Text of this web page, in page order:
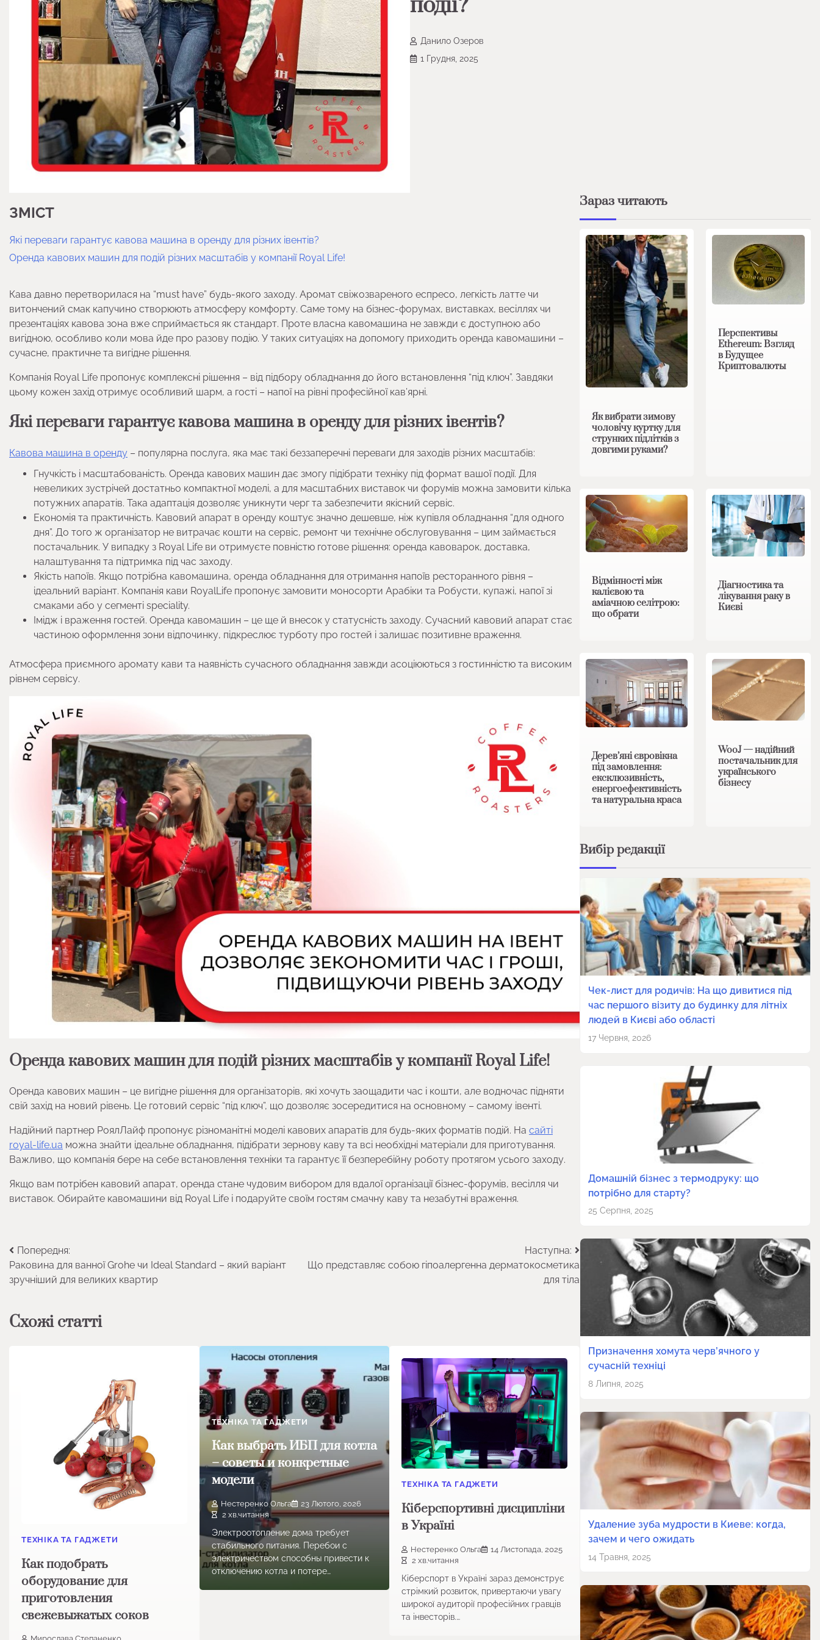
події?
Данило Озеров
1 Грудня, 2025
ЗМІСТ
Які переваги гарантує кавова машина в оренду для різних івентів?
Оренда кавових машин для подій різних масштабів у компанії Royal Life!
Кава давно перетворилася на “must have” будь-якого заходу. Аромат свіжозвареного еспресо, легкість латте чи
витончений смак капучино створюють атмосферу комфорту. Саме тому на бізнес-форумах, виставках, весіллях чи
презентаціях кавова зона вже сприймається як стандарт. Проте власна кавомашина не завжди є доступною або
вигідною, особливо коли мова йде про разову подію. У таких ситуаціях на допомогу приходить оренда кавомашини –
сучасне, практичне та вигідне рішення.
Компанія Royal Life пропонує комплексні рішення – від підбору обладнання до його встановлення “під ключ”. Завдяки
цьому кожен захід отримує особливий шарм, а гості – напої на рівні професійної кав’ярні.
Які переваги гарантує кавова машина в оренду для різних івентів?
Кавова машина в оренду – популярна послуга, яка має такі беззаперечні переваги для заходів різних масштабів:
Гнучкість і масштабованість. Оренда кавових машин дає змогу підібрати техніку під формат вашої події. Для
невеликих зустрічей достатньо компактної моделі, а для масштабних виставок чи форумів можна замовити кілька
потужних апаратів. Така адаптація дозволяє уникнути черг та забезпечити якісний сервіс.
Економія та практичність. Кавовий апарат в оренду коштує значно дешевше, ніж купівля обладнання “для одного
дня”. До того ж організатор не витрачає кошти на сервіс, ремонт чи технічне обслуговування – цим займається
постачальник. У випадку з Royal Life ви отримуєте повністю готове рішення: оренда кавоварок, доставка,
налаштування та підтримка під час заходу.
Якість напоїв. Якщо потрібна кавомашина, оренда обладнання для отримання напоїв ресторанного рівня –
ідеальний варіант. Компанія кави RoyalLife пропонує замовити моносорти Арабіки та Робусти, купажі, напої зі
смаками або у сегменті speciality.
Імідж і враження гостей. Оренда кавомашин – це ще й внесок у статусність заходу. Сучасний кавовий апарат стає
частиною оформлення зони відпочинку, підкреслює турботу про гостей і залишає позитивне враження.
Атмосфера приємного аромату кави та наявність сучасного обладнання завжди асоціюються з гостинністю та високим
рівнем сервісу.
Оренда кавових машин для подій різних масштабів у компанії Royal Life!
Оренда кавових машин – це вигідне рішення для організаторів, які хочуть заощадити час і кошти, але водночас підняти
свій захід на новий рівень. Це готовий сервіс “під ключ”, що дозволяє зосередитися на основному – самому івенті.
Надійний партнер РоялЛайф пропонує різноманітні моделі кавових апаратів для будь-яких форматів подій. На сайті
royal-life.ua можна знайти ідеальне обладнання, підібрати зернову каву та всі необхідні матеріали для приготування.
Важливо, що компанія бере на себе встановлення техніки та гарантує її безперебійну роботу протягом усього заходу.
Якщо вам потрібен кавовий апарат, оренда стане чудовим вибором для вдалої організації бізнес-форумів, весілля чи
виставок. Обирайте кавомашини від Royal Life і подаруйте своїм гостям смачну каву та незабутні враження.
Навігація
записів
Попередня:
Раковина для ванної Grohe чи Ideal Standard – який варіант
зручніший для великих квартир
Наступна:
Що представляє собою гіпоалергенна дерматокосметика
для тіла
Схожі статті
ТЕХНІКА ТА ГАДЖЕТИ
Как подобрать
оборудование для
приготовления
свежевыжатых соков
ТЕХНІКА ТА ГАДЖЕТИ
Как выбрать ИБП для котла
– советы и конкретные
модели
Нестеренко Ольга
23 Лютого, 2026
2 хв.читання
Электроотопление дома требует
стабильного питания. Перебои с
электричеством способны привести к
отключению котла и потере…
ТЕХНІКА ТА ГАДЖЕТИ
Кіберспортивні дисципліни
в Україні
Нестеренко Ольга
14 Листопада, 2025
2 хв.читання
Кіберспорт в Україні зараз демонструє
стрімкий розвиток, привертаючи увагу
широкої аудиторії професійних гравців
та інвесторів.…
Зараз читають
Як вибрати зимову
чоловічу куртку для
струнких підлітків з
довгими руками?
Перспективы
Ethereum: Взгляд
в Будущее
Криптовалюты
Відмінності між
калієвою та
аміачною селітрою:
що обрати
Діагностика та
лікування раку в
Києві
Дерев’яні євровікна
під замовлення:
ексклюзивність,
енергоефективність
та натуральна краса
WooJ — надійний
постачальник для
українського
бізнесу
Вибір редакції
Чек-лист для родичів: На що дивитися під
час першого візиту до будинку для літніх
людей в Києві або області
17 Червня, 2026
Домашній бізнес з термодруку: що
потрібно для старту?
25 Серпня, 2025
Призначення хомута черв’ячного у
сучасній техніці
8 Липня, 2025
Удаление зуба мудрости в Киеве: когда,
зачем и чего ожидать
14 Травня, 2025